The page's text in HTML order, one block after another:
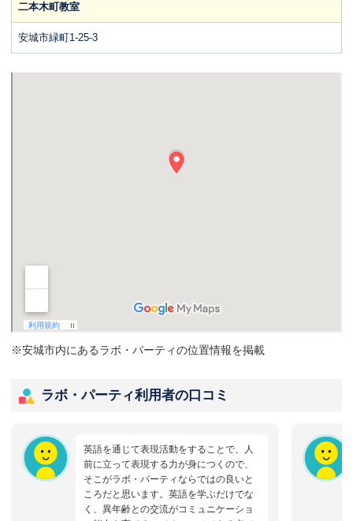
二本木町教室
安城市緑町1-25-3
※安城市内にあるラボ・パーティの位置情報を掲載
ラボ・パーティ利用者の口コミ
英語を通じて表現活動をすることで、人
前に立って表現する力が身につくので、
そこがラボ・パーティならではの良いと
ころだと思います。英語を学ぶだけでな
く、異年齢との交流がコミュニケーショ